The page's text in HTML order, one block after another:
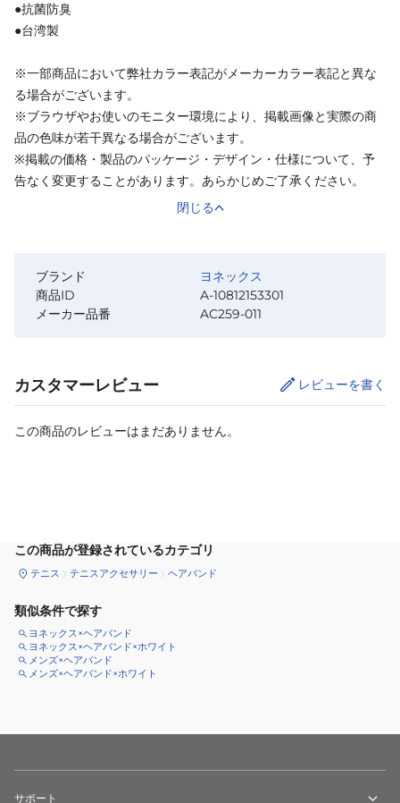
●抗菌防臭
●台湾製
※一部商品において弊社カラー表記がメーカーカラー表記と異な
る場合がございます。
※ブラウザやお使いのモニター環境により、掲載画像と実際の商
品の色味が若干異なる場合がございます。
※掲載の価格・製品のパッケージ・デザイン・仕様について、予
告なく変更することがあります。あらかじめご了承ください。
閉じる
ブランド
ヨネックス
商品ID
A-10812153301
メーカー品番
AC259-011
カスタマーレビュー レビューを書く
この商品のレビューはまだありません。
この商品が登録されているカテゴリ
テニス テニスアクセサリー ヘアバンド
類似条件で探す
ヨネックス×ヘアバンド
ヨネックス×ヘアバンド×ホワイト
メンズ×ヘアバンド
メンズ×ヘアバンド×ホワイト
サポート